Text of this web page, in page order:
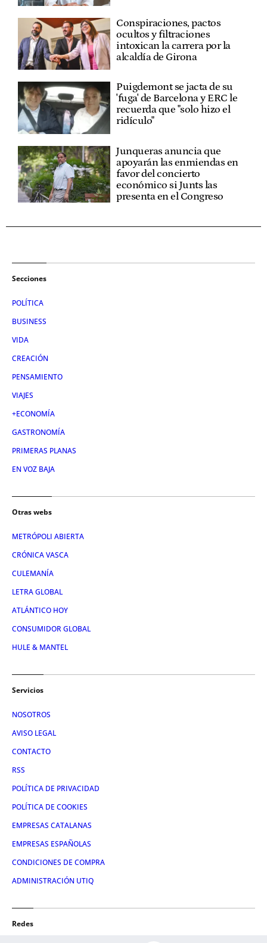
Conspiraciones, pactos
ocultos y filtraciones
intoxican la carrera por la
alcaldía de Girona
Puigdemont se jacta de su
'fuga' de Barcelona y ERC le
recuerda que "solo hizo el
ridículo"
Junqueras anuncia que
apoyarán las enmiendas en
favor del concierto
económico si Junts las
presenta en el Congreso
Secciones
POLÍTICA
BUSINESS
VIDA
CREACIÓN
PENSAMIENTO
VIAJES
+ECONOMÍA
GASTRONOMÍA
PRIMERAS PLANAS
EN VOZ BAJA
Otras webs
METRÓPOLI ABIERTA
CRÓNICA VASCA
CULEMANÍA
LETRA GLOBAL
ATLÁNTICO HOY
CONSUMIDOR GLOBAL
HULE & MANTEL
Servicios
NOSOTROS
AVISO LEGAL
CONTACTO
RSS
POLÍTICA DE PRIVACIDAD
POLÍTICA DE COOKIES
EMPRESAS CATALANAS
EMPRESAS ESPAÑOLAS
CONDICIONES DE COMPRA
ADMINISTRACIÓN UTIQ
Redes